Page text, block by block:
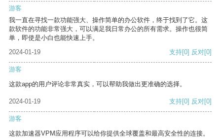
游客
我一直在寻找一款功能强大、操作简单的办公软件，终于找到了它。这
款软件的功能非常强大，可以满足我日常办公的所有需求。操作也很简
单，即使是小白也能快速上手。
2024-01-19
支持[0] 反对[0]
游客
这款app的用户评论非常真实，可以帮助我做出更准确的选择。
2024-01-19 支持[0] 反对[0]
游客
这款加速器VPM应用程序可以给你提供全球覆盖和最高安全性的连接。